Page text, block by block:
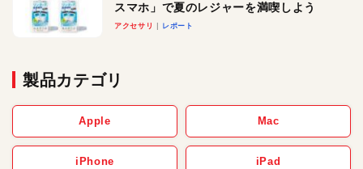
スマホ」で夏のレジャーを満喫しよう
アクセサリ レポート
製品カテゴリ
Apple Mac
iPhone iPad